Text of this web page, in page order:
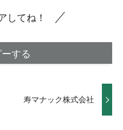
してね！
する
寿マナック株式会社